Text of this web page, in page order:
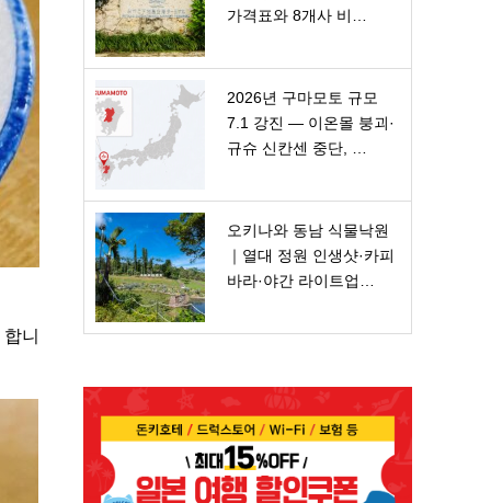
니
가격표와 8개사 비…
2026년 구마모토 규모
7.1 강진 — 이온몰 붕괴·
규슈 신칸센 중단, …
오키나와 동남 식물낙원
｜열대 정원 인생샷·카피
바라·야간 라이트업…